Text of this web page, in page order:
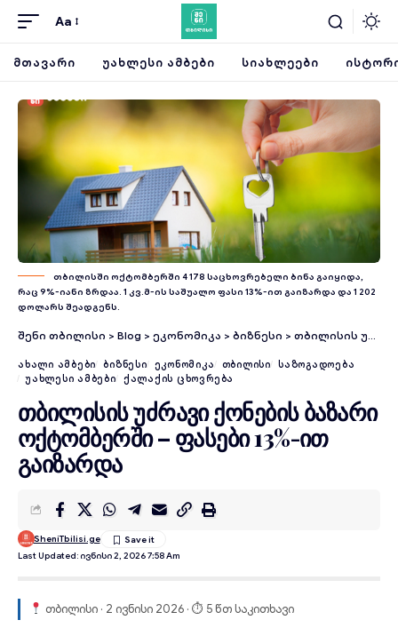
Aa
ᲛᲗᲐᲕᲐᲠᲘ ᲣᲐᲮᲚᲔᲡᲘ ᲐᲛᲑᲔᲑᲘ ᲡᲘᲐᲮᲚᲔᲔᲑᲘ
თბილისში ოქტომბერში 4 178 საცხოვრებელი ბინა გაიყიდა,
რაც 9%-იანი ზრდაა. 1 კვ.მ-ის საშუალო ფასი 13%-ით გაიზარდა და 1 202
დოლარს შეადგენს.
შენი თბილისი > Blog > ეკონომიკა > ბიზნესი > თბილისის უძრავი ქონების ბაზარი ოქტომბერში – ფასები 13%-ით გაიზარდა
ᲐᲮᲐᲚᲘ ᲐᲛᲑᲔᲑᲘ ᲑᲘᲖᲜᲔᲡᲘ ᲔᲙᲝᲜᲝᲛᲘᲙᲐ ᲗᲑᲘᲚᲘᲡᲘ
ᲡᲐᲖᲝᲒᲐᲓᲝᲔᲑᲐ
ᲣᲐᲮᲚᲔᲡᲘ ᲐᲛᲑᲔᲑᲘ
ᲥᲐᲚᲐᲥᲘᲡ ᲪᲮᲝᲕᲠᲔᲑᲐ
თბილისის უძრავი ქონების ბაზარი
ოქტომბერში – ფასები 13%-ით
გაიზარდა
Last Updated: Ივნისი 2, 2026 7:58 Am
SheniTbilisi.ge
თბილისი · 2 ივნისი 2026 · ⏱ 5 წთ საკითხავი